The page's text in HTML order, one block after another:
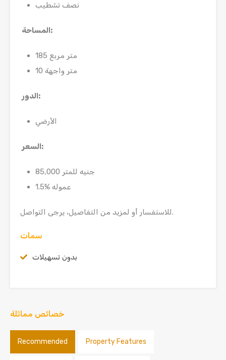
نصف تشطيب
المساحة:
185 متر مربع
10 متر واجهة
الدور:
الأرضي
السعر:
85,000 جنيه للمتر
1.5% عموله
للاستفسار أو لمزيد من التفاصيل، يرجى التواصل.
سمات
بدون تسهيلات
خصائص مماثلة
Recommended Property Features